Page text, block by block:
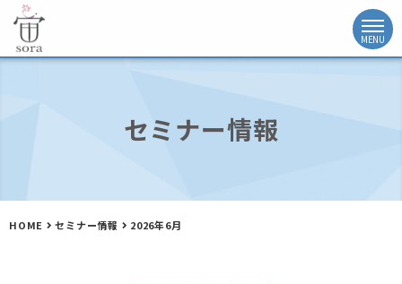
セミナー情報
HOME セミナー情報 2026年6月